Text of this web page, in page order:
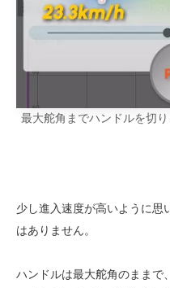
最大舵角までハンドルを切
少し進入速度が高いように思
はありません。
ハンドルは最大舵角のままで